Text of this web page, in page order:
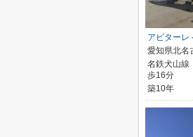
アビターレ
愛知県北名
名鉄犬山線
歩16分
築10年